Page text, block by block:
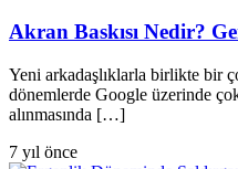
Akran Baskısı Nedir?
Yeni arkadaşlıklarla birlikte bir
dönemlerde Google üzerinde
alınmasında […]
7 yıl önce